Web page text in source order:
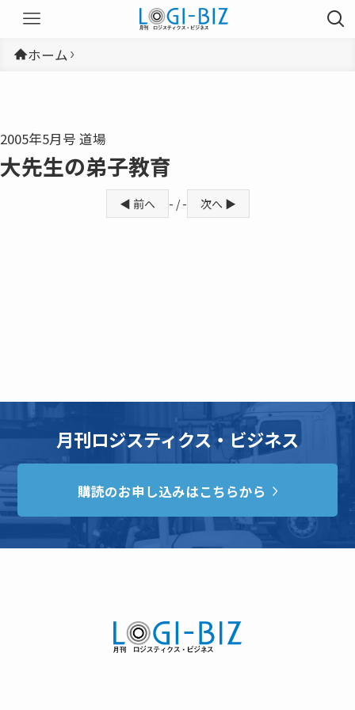
ホーム
2005年5月号 道場
大先生の弟子教育
◀ 前へ - / - 次へ ▶
月刊ロジスティクス・ビジネス
購読のお申し込みはこちらから